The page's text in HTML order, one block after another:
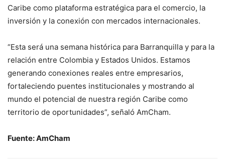
Caribe como plataforma estratégica para el comercio, la
inversión y la conexión con mercados internacionales.
“Esta será una semana histórica para Barranquilla y para la
relación entre Colombia y Estados Unidos. Estamos
generando conexiones reales entre empresarios,
fortaleciendo puentes institucionales y mostrando al
mundo el potencial de nuestra región Caribe como
territorio de oportunidades”, señaló AmCham.
Fuente: AmCham